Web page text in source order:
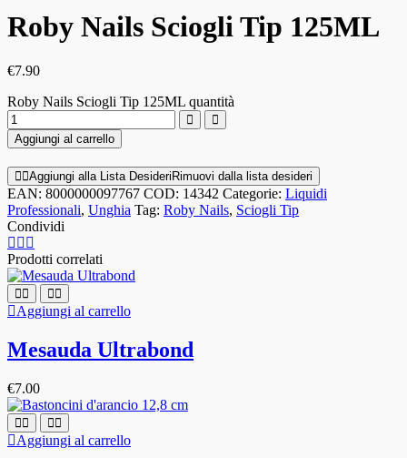
Roby Nails Sciogli Tip 125ML
€7.90
Roby Nails Sciogli Tip 125ML quantità
Aggiungi al carrello
Aggiungi alla Lista Desideri Rimuovi dalla lista desideri
EAN: 8000000097767 COD: 14342 Categorie: Liquidi
Professionali, Unghia Tag: Roby Nails, Sciogli Tip
Condividi
Prodotti correlati
Aggiungi al carrello
Mesauda Ultrabond
€7.00
Aggiungi al carrello